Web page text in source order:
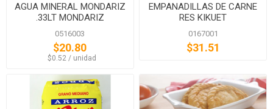
AGUA MINERAL MONDARIZ
.33LT MONDARIZ
0516003
$20.80
‏‏‎ ‎‏‏‎ ‎$0.52 / unidad
EMPANADILLAS DE CARNE
RES KIKUET
0167001
$31.51